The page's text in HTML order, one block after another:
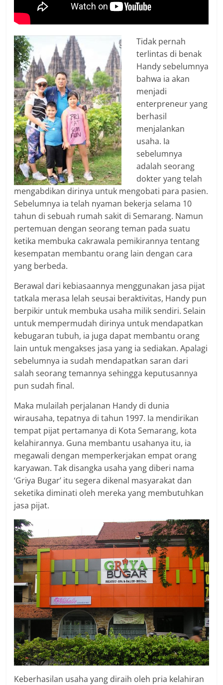
Tidak pernah
terlintas di benak
Handy sebelumnya
bahwa ia akan
menjadi
enterpreneur yang
berhasil
menjalankan
usaha. Ia
sebelumnya
adalah seorang
dokter yang telah
mengabdikan dirinya untuk mengobati para pasien.
Sebelumnya ia telah nyaman bekerja selama 10
tahun di sebuah rumah sakit di Semarang. Namun
pertemuan dengan seorang teman pada suatu
ketika membuka cakrawala pemikirannya tentang
kesempatan membantu orang lain dengan cara
yang berbeda.
Berawal dari kebiasaannya menggunakan jasa pijat
tatkala merasa lelah seusai beraktivitas, Handy pun
berpikir untuk membuka usaha milik sendiri. Selain
untuk mempermudah dirinya untuk mendapatkan
kebugaran tubuh, ia juga dapat membantu orang
lain untuk mengakses jasa yang ia sediakan. Apalagi
sebelumnya ia sudah mendapatkan saran dari
salah seorang temannya sehingga keputusannya
pun sudah final.
Maka mulailah perjalanan Handy di dunia
wirausaha, tepatnya di tahun 1997. Ia mendirikan
tempat pijat pertamanya di Kota Semarang, kota
kelahirannya. Guna membantu usahanya itu, ia
megawali dengan memperkerjakan empat orang
karyawan. Tak disangka usaha yang diberi nama
‘Griya Bugar’ itu segera dikenal masyarakat dan
seketika diminati oleh mereka yang membutuhkan
jasa pijat.
Keberhasilan usaha yang diraih oleh pria kelahiran